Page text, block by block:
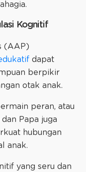
Kognitif
(AAP)
dapat
berpikir
otak anak.
peran, atau
Papa juga
hubungan
anak.
yang seru dan